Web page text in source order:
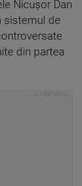
Nicușor Dan
sistemul de
din partea